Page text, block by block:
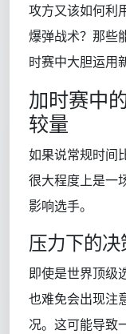
攻方又该如何利
爆弹战术？那些
时赛中大胆运用
加时赛中
较量
如果说常规时间
很大程度上是一
影响选手。
压力下的
即使是世界顶级
也难免会出现注
况。这可能导致